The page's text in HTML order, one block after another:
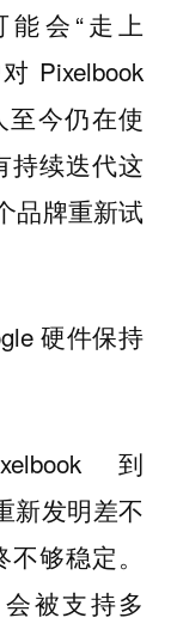
能会“走上
Pixelbook
至今仍在使
持续迭代这
品牌重新试
硬件保持
到
新发明差不
够稳定。
会被支持多